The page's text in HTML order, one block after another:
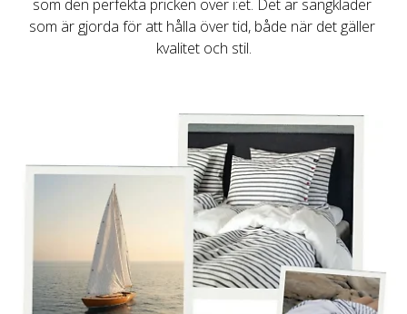
som den perfekta pricken över i:et. Det är sängkläder
som är gjorda för att hålla över tid, både när det gäller
kvalitet och stil.